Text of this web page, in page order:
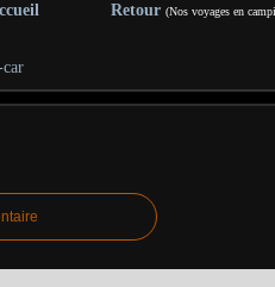
Retour (Nos voyages en
car